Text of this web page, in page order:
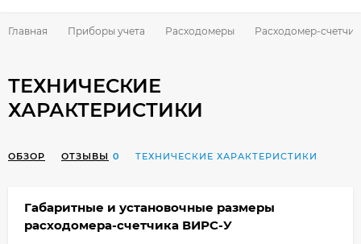
Главная Приборы учета Расходомеры Расходомер-
ТЕХНИЧЕСКИЕ
ХАРАКТЕРИСТИКИ
ОБЗОР ОТЗЫВЫ 0 ТЕХНИЧЕСКИЕ ХАРАКТЕРИСТИКИ
Габаритные и установочные размеры
расходомера-счетчика ВИРС-У